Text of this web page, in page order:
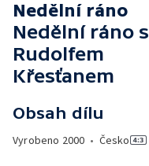
Nedělní ráno
Nedělní ráno s
Rudolfem
Křesťanem
Obsah dílu
Vyrobeno 2000 • Česko